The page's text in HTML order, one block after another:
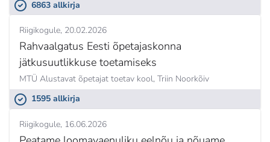
6863 allkirja
Riigikogule 20.02.2026
Rahvaalgatus Eesti õpetajaskonna
jätkusuutlikkuse toetamiseks
MTÜ Alustavat õpetajat toetav kool, Triin Noorkõiv
1595 allkirja
Riigikogule 16.06.2026